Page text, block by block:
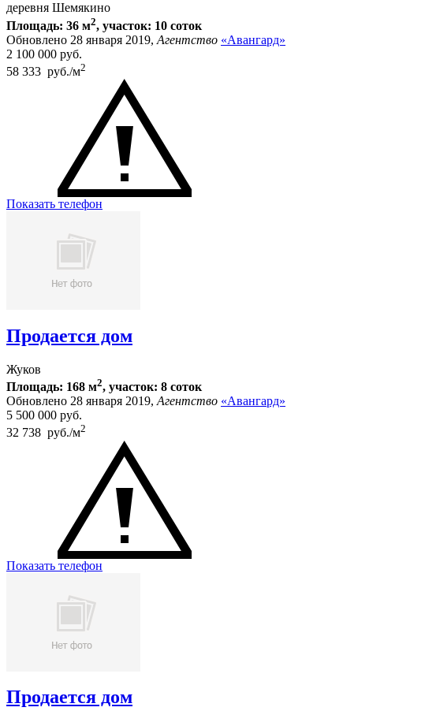
деревня Шемякино
Площадь: 36 м2, участок: 10 соток
Обновлено 28 января 2019, Агентство «Авангард»
2 100 000 руб.
58 333 руб./м2
Показать телефон
Продается дом
Жуков
Площадь: 168 м2, участок: 8 соток
Обновлено 28 января 2019, Агентство «Авангард»
5 500 000 руб.
32 738 руб./м2
Показать телефон
Продается дом